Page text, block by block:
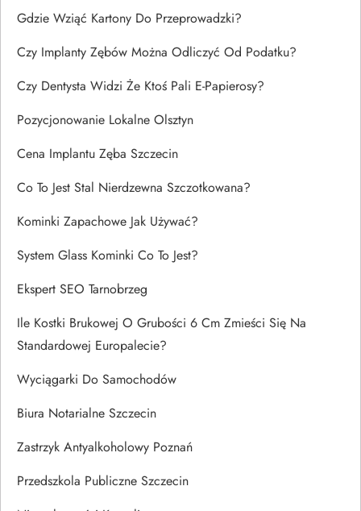
Gdzie Wziąć Kartony Do Przeprowadzki?
Czy Implanty Zębów Można Odliczyć Od Podatku?
Czy Dentysta Widzi Że Ktoś Pali E-Papierosy?
Pozycjonowanie Lokalne Olsztyn
Cena Implantu Zęba Szczecin
Co To Jest Stal Nierdzewna Szczotkowana?
Kominki Zapachowe Jak Używać?
System Glass Kominki Co To Jest?
Ekspert SEO Tarnobrzeg
Ile Kostki Brukowej O Grubości 6 Cm Zmieści Się Na
Standardowej Europalecie?
Wyciągarki Do Samochodów
Biura Notarialne Szczecin
Zastrzyk Antyalkoholowy Poznań
Przedszkola Publiczne Szczecin